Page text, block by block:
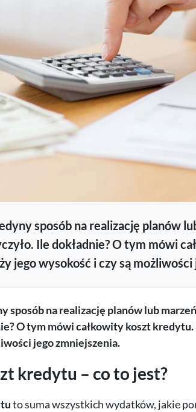
sposób na realizację planów
Ile dokładnie? O tym mówi
jego wysokość i czy są
sposób na realizację planów lub
O tym mówi całkowity koszt
jego zmniejszenia.
kredytu – co to jest?
to suma wszystkich wydatków, jakie